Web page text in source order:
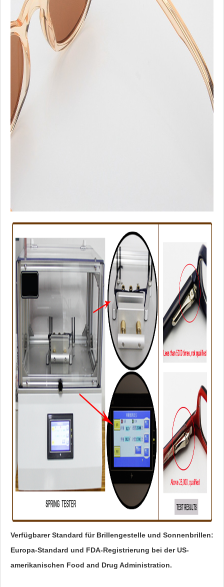
Verfügbarer Standard für Brillengestelle und Sonnenbrillen:
Europa-Standard und FDA-Registrierung bei der US-
amerikanischen Food and Drug Administration.